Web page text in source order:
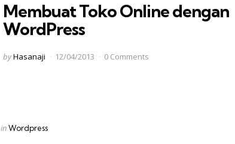
Membuat Toko Online dengan
WordPress
Posted
byHasanaji 12/04/2013 0 Comments
Categories
Posted
in Wordpress